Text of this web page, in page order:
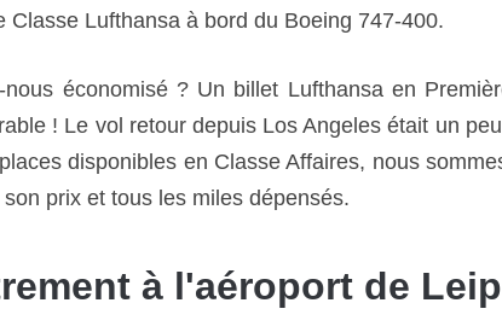
Classe Lufthansa à bord du Boeing 747-400.
nous économisé ? Un billet Lufthansa en
! Le vol retour depuis Los Angeles était un
disponibles en Classe Affaires, nous
prix et tous les miles dépensés.
à l'aéroport de